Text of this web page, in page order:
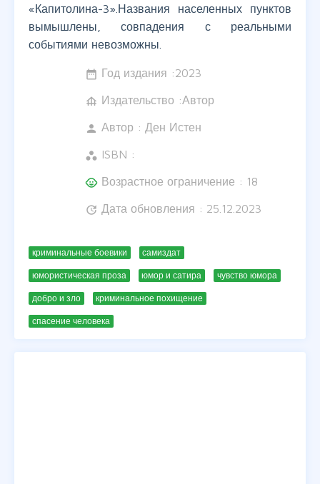
«Капитолина-3».Названия населенных пунктов
вымышлены, совпадения с реальными
событиями невозможны.
date_range Год издания :2023
foundation Издательство :Автор
person Автор : Ден Истен
workspaces ISBN :
child_care Возрастное ограничение : 18
update Дата обновления : 25.12.2023
криминальные боевики самиздат
юмористическая проза юмор и сатира чувство юмора
добро и зло криминальное похищение
спасение человека